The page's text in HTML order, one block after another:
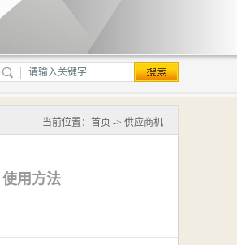
当前位置： 首页 -> 供应商机
用方法